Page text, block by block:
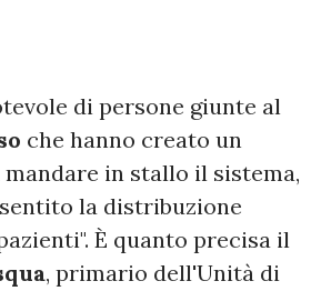
di persone giunte al
che hanno creato un
in stallo il sistema,
la distribuzione
È quanto precisa il
, primario dell'Unità di